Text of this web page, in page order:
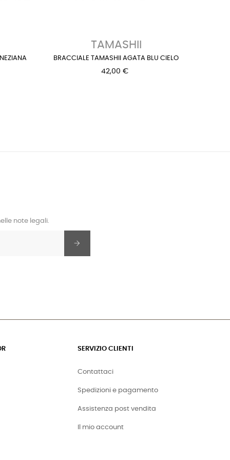
TAMASHII
BRACCIALE TAMASHII AGATA BLU CIELO
42,00 €
note legali.
SERVIZIO CLIENTI
Contattaci
Spedizioni e pagamento
Assistenza post vendita
Il mio account